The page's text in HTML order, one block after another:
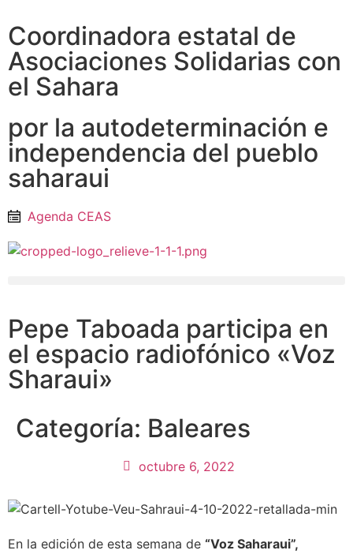
Coordinadora estatal de
Asociaciones Solidarias con
el Sahara
por la autodeterminación e
independencia del pueblo
saharaui
Agenda CEAS
Pepe Taboada participa en
el espacio radiofónico «Voz
Sharaui»
Categoría: Baleares
octubre 6, 2022
En la edición de esta semana de “Voz Saharaui”,